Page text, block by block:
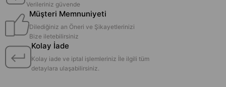
Verileriniz güvende
Müşteri Memnuniyeti
Dilediğiniz an Öneri ve Şikayetlerinizi
Bize iletebilirsiniz
Kolay İade
Kolay iade ve iptal işlemleriniz İle ilgili tüm
detaylara ulaşabilirsiniz.